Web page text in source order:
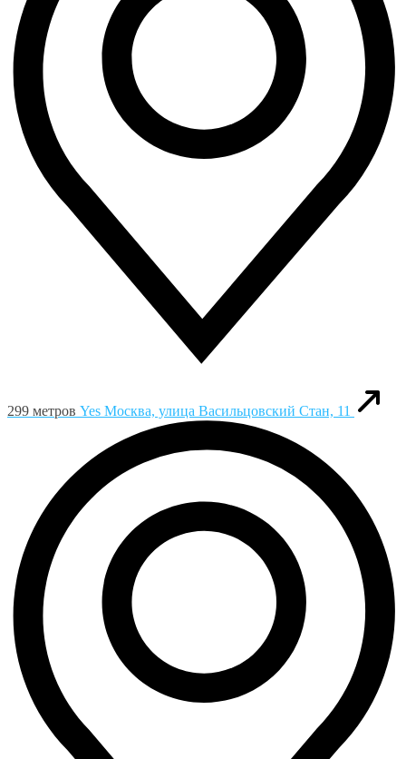
299 метров Yes Москва, улица Васильцовский Стан, 11